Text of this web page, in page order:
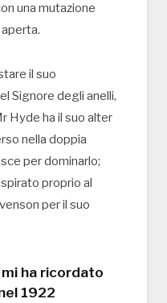
una mutazione
il suo
Signore degli anelli,
Hyde ha il suo alter
nella doppia
per dominarlo;
proprio al
per il suo
ha ricordato
1922